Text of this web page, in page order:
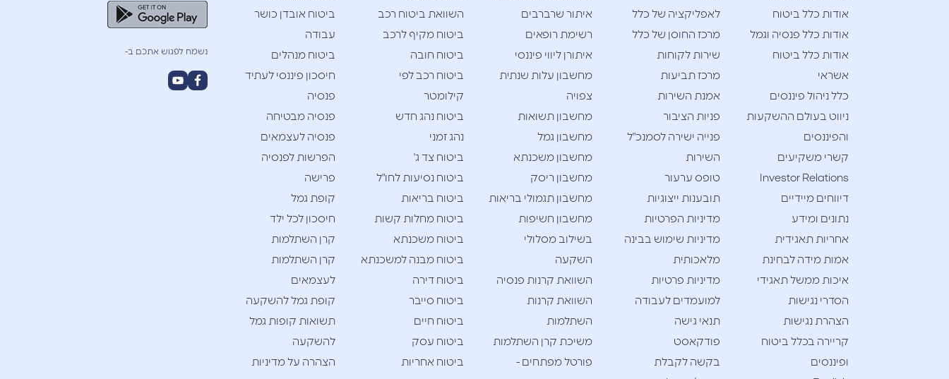
אודות כלל ביטוח
אודות כלל פנסיה וגמל
אודות כלל ביטוח
אשראי
כלל ניהול פיננסים
ניווט בעולם ההשקעות
והפיננסים
קשרי משקיעים
Investor Relations
דיווחים מיידיים
נתונים ומידע
אחריות תאגידית
אמות מידה לבחינת
איכות ממשל תאגידי
הסדרי נגישות
הצהרת נגישות
קריירה בכלל ביטוח
ופיננסים
לאפליקציה של כלל
מרכז החוסן של כלל
שירות לקוחות
מרכז תביעות
אמנת השירות
פניות הציבור
פנייה ישירה לסמנכ"ל
השירות
טופס ערעור
תובענות ייצוגיות
מדיניות הפרטיות
מדיניות שימוש בבינה
מלאכותית
מדיניות פרטיות
למועמדים לעבודה
תנאי גישה
פודקאסט
בקשה לקבלת
איתור שרברבים
רשימת רופאים
איתורן ליווי פיננסי
מחשבון עלות שנתית
צפויה
מחשבון תשואות
מחשבון גמל
מחשבון משכנתא
מחשבון ריסק
מחשבון תגמולי בריאות
מחשבון חשיפות
בשילוב מסלולי
השקעה
השוואת קרנות פנסיה
השוואת קרנות
השתלמות
משיכת קרן השתלמות
פורטל מפתחים -
השוואת ביטוח רכב
ביטוח מקיף לרכב
ביטוח חובה
ביטוח רכב לפי
קילומטר
ביטוח נהג חדש
נהג זמני
ביטוח צד ג'
ביטוח נסיעות לחו"ל
ביטוח בריאות
ביטוח מחלות קשות
ביטוח משכנתא
ביטוח מבנה למשכנתא
ביטוח דירה
ביטוח סייבר
ביטוח חיים
ביטוח עסק
ביטוח אחריות
ביטוח אובדן כושר
עבודה
ביטוח מנהלים
חיסכון פיננסי לעתיד
פנסיה
פנסיה מבטיחה
פנסיה לעצמאים
הפרשות לפנסיה
פרישה
קופת גמל
חיסכון לכל ילד
קרן השתלמות
קרן השתלמות
לעצמאים
קופת גמל להשקעה
תשואות קופות גמל
להשקעה
הצהרה על מדיניות
נשמח לפגוש אתכם ב-